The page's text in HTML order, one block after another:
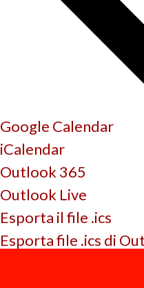
Google Calendar
iCalendar
Outlook 365
Outlook Live
Esporta il file .ics
Esporta file .ics di